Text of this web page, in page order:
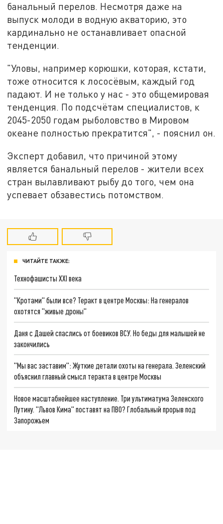
банальный перелов. Несмотря даже на
выпуск молоди в водную акваторию, это
кардинально не останавливает опасной
тенденции.
"Уловы, например корюшки, которая, кстати,
тоже относится к лососёвым, каждый год
падают. И не только у нас - это общемировая
тенденция. По подсчётам специалистов, к
2045-2050 годам рыболовство в Мировом
океане полностью прекратится", - пояснил он.
Эксперт добавил, что причиной этому
является банальный перелов - жители всех
стран вылавливают рыбу до того, чем она
успевает обзавестись потомством.
ЧИТАЙТЕ ТАКЖЕ:
Технофашисты XXI века
"Кротами" были все? Теракт в центре Москвы: На генералов
охотятся "живые дроны"
Даня с Дашей спаслись от боевиков ВСУ. Но беды для малышей не
закончились
"Мы вас заставим": Жуткие детали охоты на генерала. Зеленский
объяснил главный смысл теракта в центре Москвы
Новое масштабнейшее наступление. Три ультиматума Зеленского
Путину. "Львов Кима" поставят на ПВО? Глобальный прорыв под
Запорожьем